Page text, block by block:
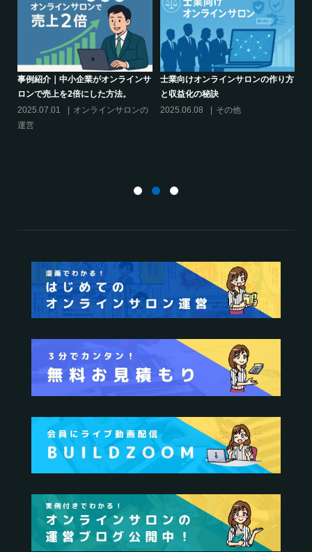
シリーズ連載【運営者のお悩み解
決】～現存のオンラインサロンをリ
スキリングに活用するには？
クリエイター系オンラインサロンの
話題席巻-”マッシュル”について調べ